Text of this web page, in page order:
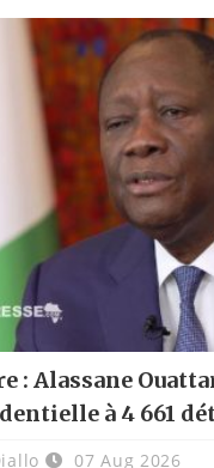
: Alassane
à 4 661
07 Aug 2026